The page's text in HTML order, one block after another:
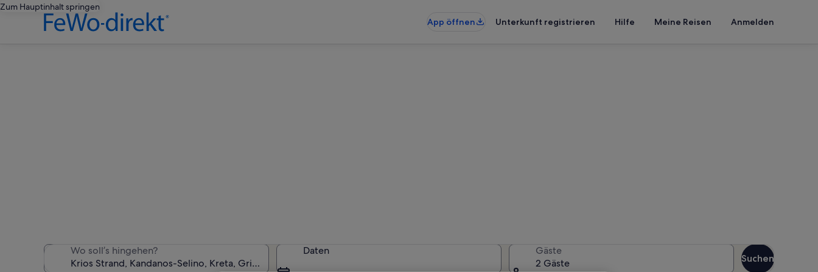
Zum Hauptinhalt springen
App öffnen
Unterkunft registrieren Hilfe Meine Reisen Anmelden
Wo soll’s hingehen? Daten
Gäste
2 Gäste
Suchen